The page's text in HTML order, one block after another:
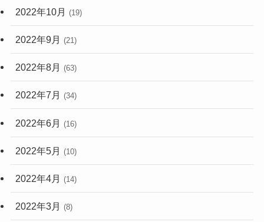
2022年10月 (19)
2022年9月 (21)
2022年8月 (63)
2022年7月 (34)
2022年6月 (16)
2022年5月 (10)
2022年4月 (14)
2022年3月 (8)